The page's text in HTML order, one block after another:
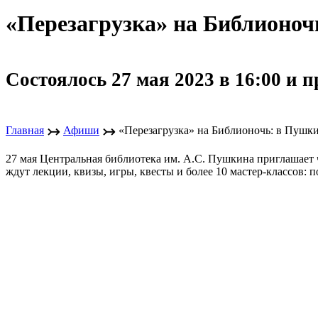
«Перезагрузка» на
Состоялось 27 мая 2023 в 16:00 и
Главная ↣ Афиши ↣ «Перезагрузка» на Библионочь: в
27 мая Центральная библиотека им. А.С. Пушкина приглашает
ждут лекции, квизы, игры, квесты и более 10 мастер-